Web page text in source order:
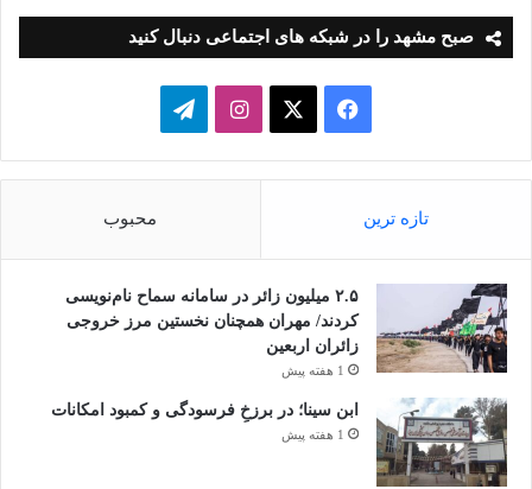
صبح مشهد را در شبکه های اجتماعی دنبال کنید
فیسبوک ایکساینستاگرامتلگرام
تازه ترین محبوب
۲.۵ میلیون زائر در سامانه سماح نام‌نویسی
کردند/ مهران همچنان نخستین مرز خروجی
زائران اربعین
1 هفته پیش
ابن سینا؛ در برزخِ فرسودگی و کمبود امکانات
1 هفته پیش